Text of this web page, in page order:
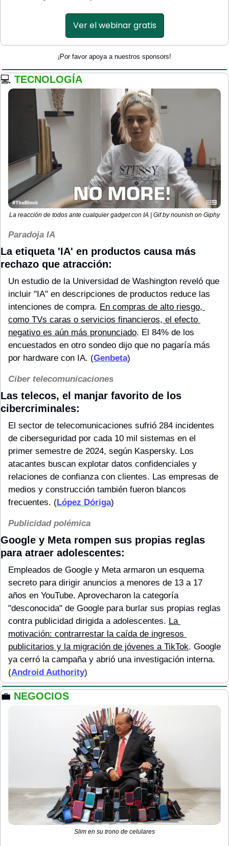
Ver el webinar gratis
¡Por favor apoya a nuestros sponsors!
💻 TECNOLOGÍA
La reacción de todos ante cualquier gadget con IA | Gif by nounish on Giphy
Paradoja IA
La etiqueta 'IA' en productos causa más
rechazo que atracción:
Un estudio de la Universidad de Washington reveló que
incluir "IA" en descripciones de productos reduce las
intenciones de compra. En compras de alto riesgo,
como TVs caras o servicios financieros, el efecto
negativo es aún más pronunciado. El 84% de los
encuestados en otro sondeo dijo que no pagaría más
por hardware con IA. (Genbeta)
Ciber telecomunicaciones
Las telecos, el manjar favorito de los
cibercriminales:
El sector de telecomunicaciones sufrió 284 incidentes
de ciberseguridad por cada 10 mil sistemas en el
primer semestre de 2024, según Kaspersky. Los
atacantes buscan explotar datos confidenciales y
relaciones de confianza con clientes. Las empresas de
medios y construcción también fueron blancos
frecuentes. (López Dóriga)
Publicidad polémica
Google y Meta rompen sus propias reglas
para atraer adolescentes:
Empleados de Google y Meta armaron un esquema
secreto para dirigir anuncios a menores de 13 a 17
años en YouTube. Aprovecharon la categoría
"desconocida" de Google para burlar sus propias reglas
contra publicidad dirigida a adolescentes. La
motivación: contrarrestar la caída de ingresos
publicitarios y la migración de jóvenes a TikTok. Google
ya cerró la campaña y abrió una investigación interna.
(Android Authority)
💼 NEGOCIOS
Slim en su trono de celulares